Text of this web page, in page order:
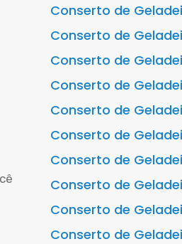
Conserto de
Conserto de
Conserto de
Conserto de
Conserto de
Conserto de
Conserto de
Conserto de
Conserto de
Conserto de